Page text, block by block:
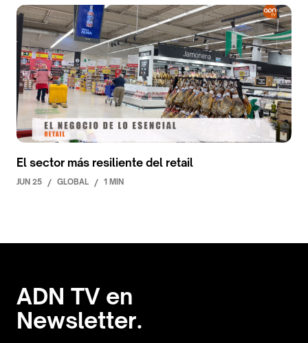
El sector más resiliente del retail
JUN 25 / GLOBAL / 1 MIN
ADN TV en
Newsletter.